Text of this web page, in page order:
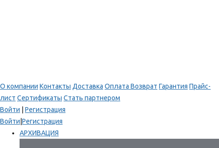
О компании Контакты Доставка Оплата Возврат Гарантия Прайс-
лист Сертификаты Стать партнером
Войти
Регистрация
Войти Регистрация
АРХИВАЦИЯ